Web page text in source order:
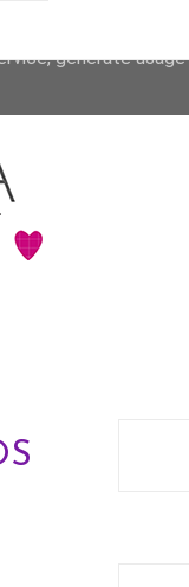
and user-agent
generate usage